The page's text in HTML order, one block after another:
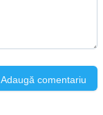
Adaugă comentariu